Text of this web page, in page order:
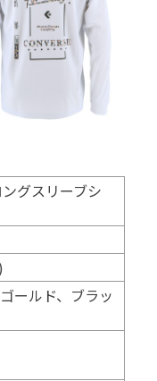
グスリーブシ
ールド、ブラッ